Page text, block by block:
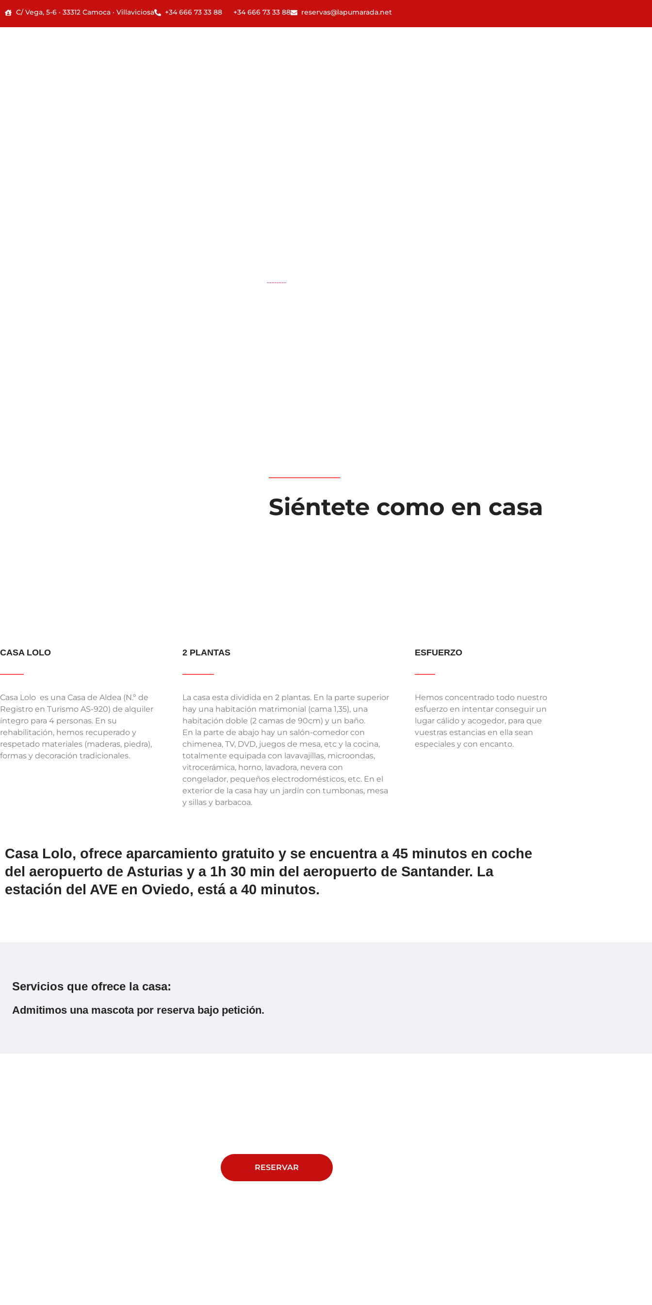
C/ Vega, 5-6 · 33312 Camoca · Villaviciosa +34 666 73 33 88 +34 666 73 33 88 reservas@lapumarada.net
Siéntete como en casa
CASA LOLO
Casa Lolo es una Casa de Aldea (N.º de
Registro en Turismo AS-920) de alquiler
íntegro para 4 personas. En su
rehabilitación, hemos recuperado y
respetado materiales (maderas, piedra),
formas y decoración tradicionales.
2 PLANTAS
La casa esta dividida en 2 plantas. En la parte superior
hay una habitación matrimonial (cama 1,35), una
habitación doble (2 camas de 90cm) y un baño.
En la parte de abajo hay un salón-comedor con
chimenea, TV, DVD, juegos de mesa, etc y la cocina,
totalmente equipada con lavavajillas, microondas,
vitrocerámica, horno, lavadora, nevera con
congelador, pequeños electrodomésticos, etc. En el
exterior de la casa hay un jardín con tumbonas, mesa
y sillas y barbacoa.
ESFUERZO
Hemos concentrado todo nuestro
esfuerzo en intentar conseguir un
lugar cálido y acogedor, para que
vuestras estancias en ella sean
especiales y con encanto.
Casa Lolo, ofrece aparcamiento gratuito y se encuentra a 45 minutos en coche
del aeropuerto de Asturias y a 1h 30 min del aeropuerto de Santander. La
estación del AVE en Oviedo, está a 40 minutos.
Servicios que ofrece la casa:
Admitimos una mascota por reserva bajo petición.
RESERVAR